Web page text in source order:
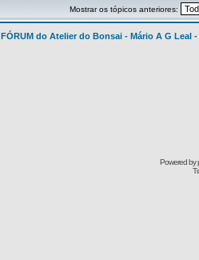
Mostrar os tópicos anteriores:
FÓRUM do Atelier do Bonsai - Mário A G Leal
Powered by